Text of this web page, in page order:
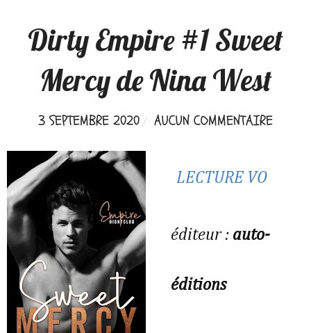
Dirty Empire #1 Sweet
Mercy de Nina West
3 SEPTEMBRE 2020 AUCUN COMMENTAIRE
LECTURE VO
éditeur : auto-
éditions